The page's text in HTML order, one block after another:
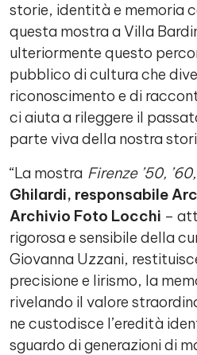
storie, identità e memoria
questa mostra a Villa
ulteriormente questo
pubblico di cultura che
riconoscimento e di
ci aiuta a rileggere il
parte viva della nostra
“La mostra Firenze ’50,
Ghilardi, responsabile
Archivio Foto Locchi –
rigorosa e sensibile della
Giovanna Uzzani,
precisione e lirismo, la
rivelando il valore
ne custodisce l’eredità
sguardo di generazioni di